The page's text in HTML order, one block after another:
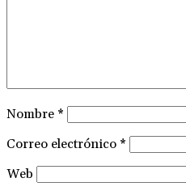
Nombre *
Correo electrónico *
Web